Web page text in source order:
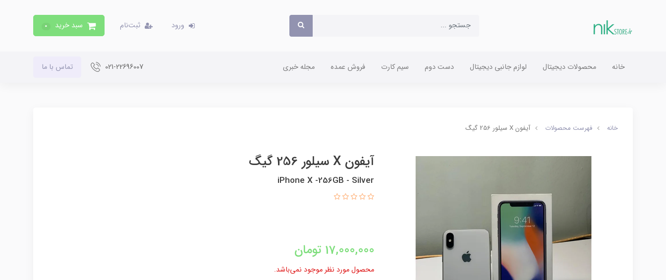
ورود ثبت‌نام سبد خرید 0
خانه محصولات دیجیتال لوازم جانبی دیجیتال دست دوم سیم کارت فروش عمده مجله خبری 021-22696007 تماس با ما
خانه فهرست محصولات آیفون X سیلور 256 گیگ
آیفون X سیلور 256 گیگ
iPhone X -256GB - Silver
17,000,000 تومان
محصول مورد نظر موجود نمی‌باشد.